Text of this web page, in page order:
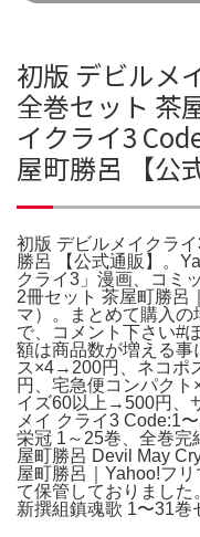
初版 デビルメ
全巻セット 茶
イクライ3
屋町勝呂 【公
初版 デビルメイクラ
勝呂 【公式通販】。
クライ3」漫画、コミ
2冊セット 茶屋町勝呂
マ）。まとめて購入
で、コメント下さい#
額は商品数が増える事
ス×4→200円、ネコ
円、宅急便コンパク
イズ60以上→500円、
メイ クライ3 Code:1
栄冠 1～25巻、全巻完
屋町勝呂 Devil May
屋町勝呂｜Yahoo!フ
て保管しておりまし
新撰組鎮魂歌 1〜31巻